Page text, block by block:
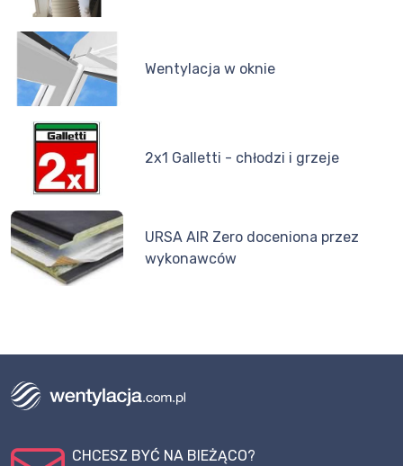
Wentylacja w oknie
2x1 Galletti - chłodzi i grzeje
URSA AIR Zero doceniona przez
wykonawców
CHCESZ BYĆ NA BIEŻĄCO?